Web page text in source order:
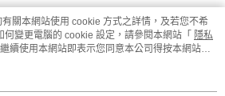
關本網站使用 cookie 方式之詳情，及若您不希
變更電腦的 cookie 設定，請參閱本網站「 隱私
續使用本網站即表示您同意本公司得按本網站使
。